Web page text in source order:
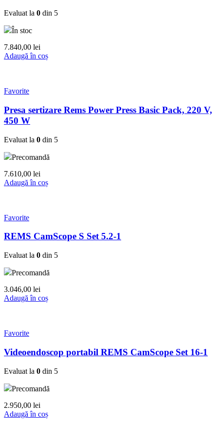
Evaluat la 0 din 5
În stoc
7.840,00 lei
Adaugă în coș
Favorite
Presa sertizare Rems Power Press Basic Pack, 220 V,
450 W
Evaluat la 0 din 5
Precomandă
7.610,00 lei
Adaugă în coș
Favorite
REMS CamScope S Set 5.2-1
Evaluat la 0 din 5
Precomandă
3.046,00 lei
Adaugă în coș
Favorite
Videoendoscop portabil REMS CamScope Set 16-1
Evaluat la 0 din 5
Precomandă
2.950,00 lei
Adaugă în coș